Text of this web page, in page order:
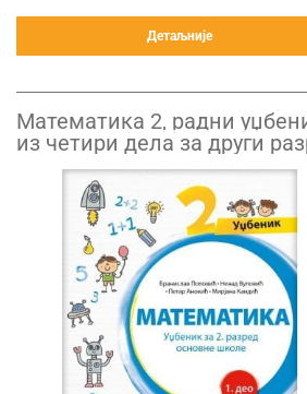
Детаљније
Математика 2, радни
из четири дела за други